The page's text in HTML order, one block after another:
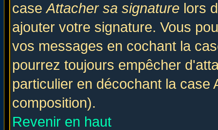
caseAttacher sa signature lors
ajouter votre signature. Vous
vos messages en cochant la
pourrez toujours empêcher
particulier en décochant la
composition).
Revenir en haut